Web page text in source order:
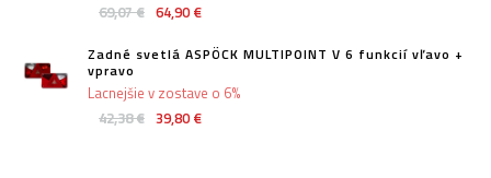
69,07 € 64,90 €
Zadné svetlá ASPÖCK MULTIPOINT V 6 funkcií vľavo +
vpravo
42,38 € 39,80 €
Lacnejšie v zostave o 6%